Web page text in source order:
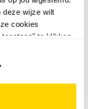
deze wijze wilt
cookies
te klikken.